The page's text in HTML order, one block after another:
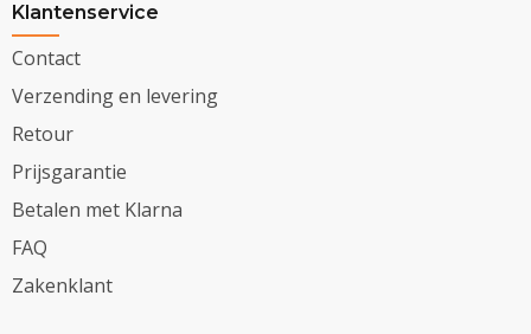
Klantenservice
Contact
Verzending en levering
Retour
Prijsgarantie
Betalen met Klarna
FAQ
Zakenklant